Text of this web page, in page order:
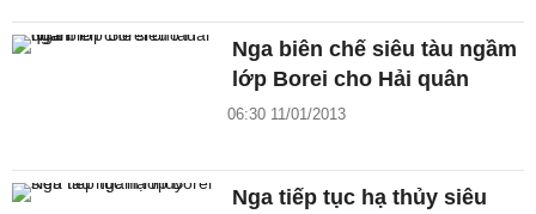
Nga biên chế siêu tàu ngầm
lớp Borei cho Hải quân
06:30 11/01/2013
Nga tiếp tục hạ thủy siêu